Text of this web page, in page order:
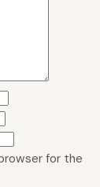
for the